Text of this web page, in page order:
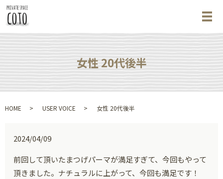
メ
女性 20代後半
HOME USER VOICE 女性 20代後半
2024/04/09
前回して頂いたまつげパーマが満足すぎて、今回もやって
頂きました。ナチュラルに上がって、今回も満足です！